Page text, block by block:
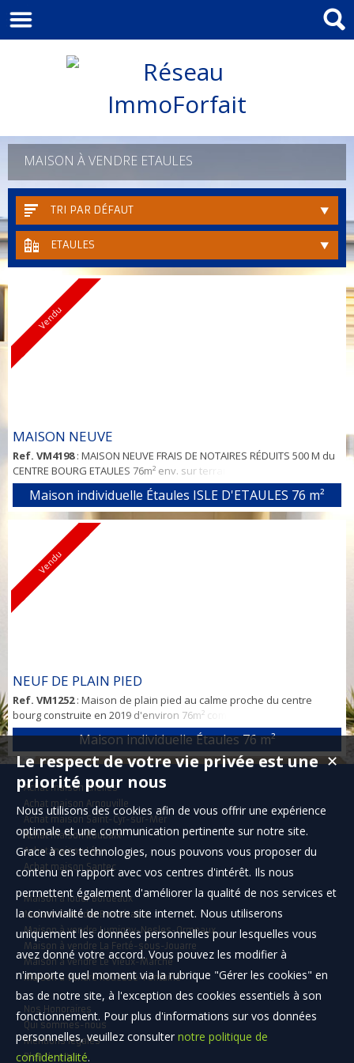
MAISON À VENDRE ETAULES
TRI PAR DÉFAUT
ETAULES
Vendu
MAISON NEUVE
Ref. VM4198: MAISON NEUVE FRAIS DE NOTAIRES RÉDUITS 500 M du
CENTRE BOURG ETAULES 76m² env. sur terrain 174m² RT 2005 Séjour
coin cuisine, cellier, 3 chs, SDE, WC Garage
Maison individuelle Étaules ISLE D'ETAULES 76 m²
Vendu
NEUF DE PLAIN PIED
Ref. VM1252: Maison de plain pied au calme proche du centre
bourg construite en 2019 d'environ 76m² comprenant: séjour avec
coin cuisine, 3 chambres, salle d'eau WC - Garage - Jardin - Frais de
notaires réduitsMaison individuelle Étaules76 m²
Achat maison Chelles
Achat maison Arnouville
Achat maison Saint-Cyr-sur-Mer
Achat maison Roubaix
Achat maison Léon
Achat maison Santec
Maison à louer Bordeaux
Maison à vendre Bonnétable
Maison à vendre Lumigny-Nesles-Ormeaux
Maison à vendre La Ferté-sous-Jouarre
Maison à vendre Le Vieux-Marché
Maison à vendre Rouessé-Fontaine
Nos Honoraires
Qui sommes-nous
Mentions légales
Plan du site
✕
Le respect de votre vie privée est une
priorité pour nous
Nous utilisons des cookies afin de vous offrir une expérience
optimale et une communication pertinente sur notre site.
Grace à ces technologies, nous pouvons vous proposer du
contenu en rapport avec vos centres d'intérêt. Ils nous
permettent également d'améliorer la qualité de nos services et
la convivialité de notre site internet. Nous utiliserons
uniquement les données personnelles pour lesquelles vous
avez donné votre accord. Vous pouvez les modifier à
n'importe quel moment via la rubrique "Gérer les cookies" en
bas de notre site, à l'exception des cookies essentiels à son
fonctionnement. Pour plus d'informations sur vos données
personnelles, veuillez consulter notre politique de
confidentialité.